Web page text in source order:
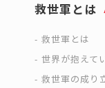
救世軍とは
救世軍とは
世界が抱えて
救世軍の成り